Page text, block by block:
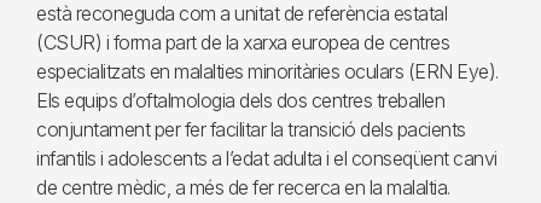
està reconeguda com a unitat de referència estatal
(CSUR) i forma part de la xarxa europea de centres
especialitzats en malalties minoritàries oculars (ERN Eye).
Els equips d’oftalmologia dels dos centres treballen
conjuntament per fer facilitar la transició dels pacients
infantils i adolescents a l’edat adulta i el conseqüent canvi
de centre mèdic, a més de fer recerca en la malaltia.